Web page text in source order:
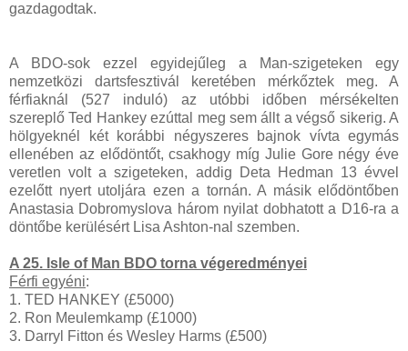
gazdagodtak.
A BDO-sok ezzel egyidejűleg a Man-szigeteken egy
nemzetközi dartsfesztivál keretében mérkőztek meg. A
férfiaknál (527 induló) az utóbbi időben mérsékelten
szereplő Ted Hankey ezúttal meg sem állt a végső sikerig. A
hölgyeknél két korábbi négyszeres bajnok vívta egymás
ellenében az elődöntőt, csakhogy míg Julie Gore négy éve
veretlen volt a szigeteken, addig Deta Hedman 13 évvel
ezelőtt nyert utoljára ezen a tornán. A másik elődöntőben
Anastasia Dobromyslova három nyilat dobhatott a D16-ra a
döntőbe kerülésért Lisa Ashton-nal szemben.
A 25. Isle of Man BDO torna végeredményei
Férfi egyéni:
1. TED HANKEY (£5000)
2. Ron Meulemkamp (£1000)
3. Darryl Fitton és Wesley Harms (£500)